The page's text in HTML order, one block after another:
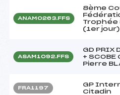
ANAM0263.FFS
8ème
Trophée
(1er jour)
ASAM1092.FFS
GD PRIX
+
Pierre
FRA1197
GP
Citadin